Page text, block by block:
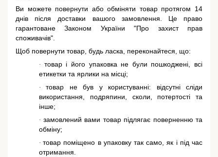
Ви можете повернути або обміняти товар протягом 14
днів після доставки вашого замовлення. Це право
гарантованеЗаконом України "Про захист прав
споживачів".
Щоб повернути товар, будь ласка, переконайтеся, що:
· товар і його упаковка не були пошкоджені, всі
етикетки та ярлики на місці;
·товар не був у користуванні: відсутні сліди
використання, подряпини, сколи, потертості та
інше;
· замовлений вами товар підлягає поверненню та
обміну;
·товар поміщено в упаковку так само, як і під час
отримання.